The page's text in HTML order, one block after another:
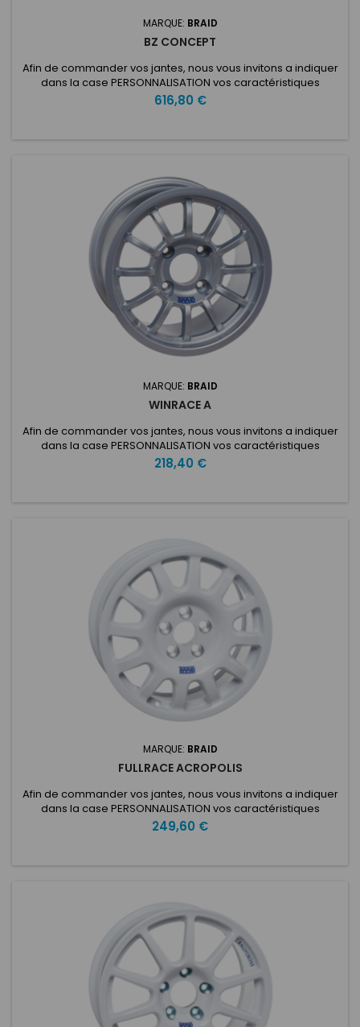
MARQUE: BRAID
BZ CONCEPT
Afin de commander vos jantes, nous vous invitons a indiquer
dans la case PERSONNALISATION vos caractéristiques
voulues: ET: Nombre de trous: Entraxe: Type de voiture:
Diamètre du moyeu: BZ 15Spécialement conçues pour la
Prix
616,80 €
MARQUE: BRAID
WINRACE A
Afin de commander vos jantes, nous vous invitons a indiquer
dans la case PERSONNALISATION vos caractéristiques
voulues: ET: Nombre de trous: Entraxe: Type de voiture:
Diamètre du moyeu: Winrace A 6 - 7 - 8.5 X13La Winrace A
Prix
218,40 €
MARQUE: BRAID
FULLRACE ACROPOLIS
Afin de commander vos jantes, nous vous invitons a indiquer
dans la case PERSONNALISATION vos caractéristiques
voulues: ET: Nombre de trous: Entraxe: Type de voiture:
Diamètre du moyeu: Fullrace T Acropolis Fabriqué avec la
Prix
249,60 €